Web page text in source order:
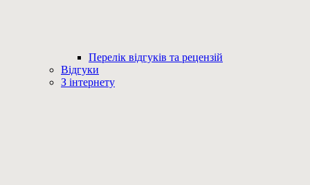
Перелік відгуків та рецензій
Відгуки
З інтернету